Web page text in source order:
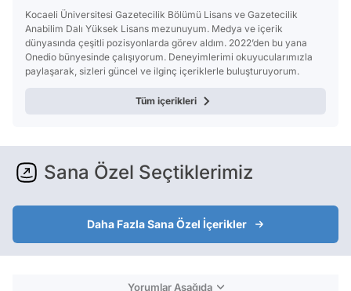
Kocaeli Üniversitesi Gazetecilik Bölümü Lisans ve Gazetecilik
Anabilim Dalı Yüksek Lisans mezunuyum. Medya ve içerik
dünyasında çeşitli pozisyonlarda görev aldım. 2022’den bu yana
Onedio bünyesinde çalışıyorum. Deneyimlerimi okuyucularımızla
paylaşarak, sizleri güncel ve ilginç içeriklerle buluşturuyorum.
Tüm içerikleri
Sana Özel Seçtiklerimiz
Daha Fazla Sana Özel İçerikler
Yorumlar Aşağıda